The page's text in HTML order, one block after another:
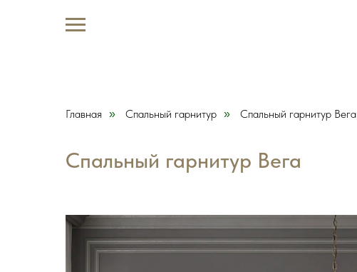
Главная » Спальный гарнитур » Спальный гарнитур Вега
Спальный гарнитур Вега